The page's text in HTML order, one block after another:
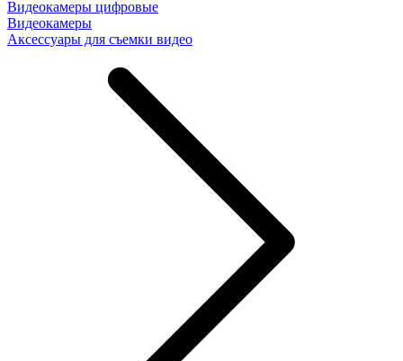
Видеокамеры цифровые
Видеокамеры
Аксессуары для съемки видео